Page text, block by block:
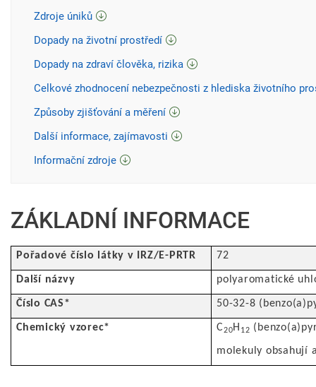
Zdroje úniků
Dopady na životní prostředí
Dopady na zdraví člověka, rizika
Celkové zhodnocení nebezpečnosti z hlediska životního
Způsoby zjišťování a měření
Další informace, zajímavosti
Informační zdroje
ZÁKLADNÍ INFORMACE
Pořadové číslo látky v IRZ/E-PRTR 72
Další názvy polyaromatické
Číslo CAS* 50-32-8
Chemický vzorec* C20H 12
molekuly obsahují